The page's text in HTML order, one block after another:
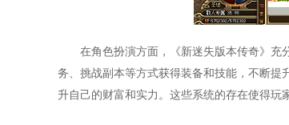
在角色扮演方面，《新迷失版本传奇》充
务、挑战副本等方式获得装备和技能，不断提
升自己的财富和实力。这些系统的存在使得玩